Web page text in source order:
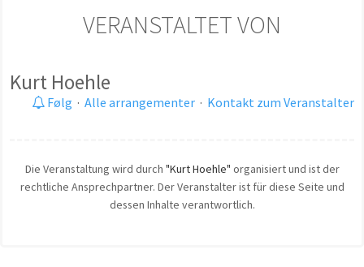
VERANSTALTET VON
Kurt Hoehle
Følg · Alle arrangementer · Kontakt zum Veranstalter
Die Veranstaltung wird durch "Kurt Hoehle" organisiert und ist der
rechtliche Ansprechpartner. Der Veranstalter ist für diese Seite und
dessen Inhalte verantwortlich.